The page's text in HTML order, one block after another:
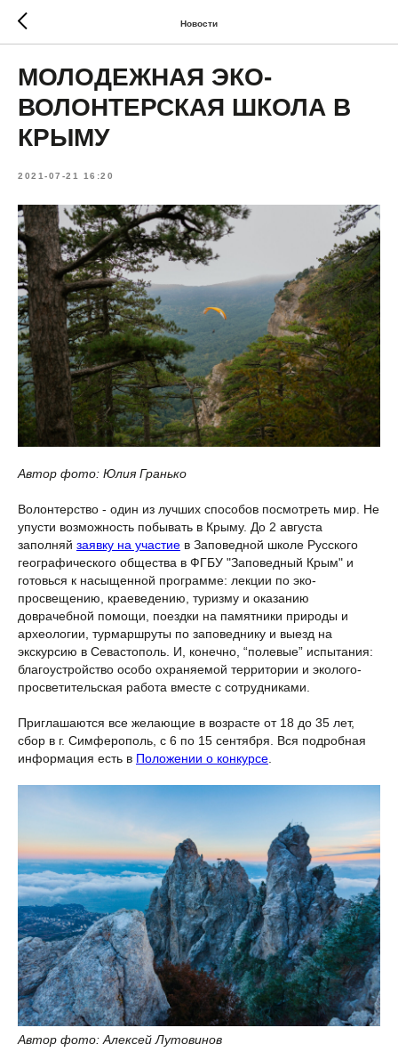
Новости
МОЛОДЕЖНАЯ ЭКО-
ВОЛОНТЕРСКАЯ ШКОЛА В
КРЫМУ
2021-07-21 16:20
Автор фото: Юлия Гранько
Волонтерство - один из лучших способов посмотреть мир. Не
упусти возможность побывать в Крыму. До 2 августа
заполняй заявку на участие в Заповедной школе Русского
географического общества в ФГБУ "Заповедный Крым" и
готовься к насыщенной программе: лекции по эко-
просвещению, краеведению, туризму и оказанию
доврачебной помощи, поездки на памятники природы и
археологии, турмаршруты по заповеднику и выезд на
экскурсию в Севастополь. И, конечно, “полевые” испытания:
благоустройство особо охраняемой территории и эколого-
просветительская работа вместе с сотрудниками.
Приглашаются все желающие в возрасте от 18 до 35 лет,
сбор в г. Симферополь, с 6 по 15 сентября. Вся подробная
информация есть в Положении о конкурсе.
Автор фото: Алексей Лутовинов